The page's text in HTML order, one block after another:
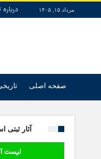
مرداد ۱۵, ۱۴۰۵
صفحه اصلی
آثار ثبتی
لیست